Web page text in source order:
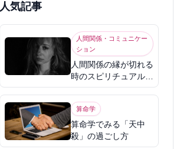
人気記事
人間関係・コミュニケー
ション
人間関係の縁が切れる
時のスピリチュアル意
味
算命学
算命学でみる「天中
殺」の過ごし方